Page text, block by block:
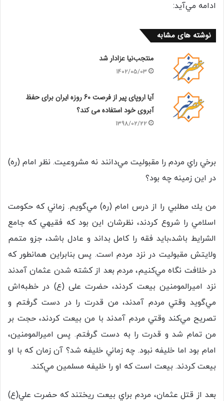
ادامه مي‌آيد:
نوشته های مشابه
منتجب‌نیا عزادار شد
1402/05/03
آیا اروپای پیر از فرصت 60 روزه ایران برای حفظ
آبروی خود استفاده می کند؟
1398/02/22
برخي راي مردم را مقبوليت مي‌دانند نه مشروعيت. نظر امام (ره)
در اين زمينه چه بود؟
من يك مطلبي را از درس امام (ره) مي‌گويم. زماني كه حكومت
اسلامي را شروع كردند، نظرشان اين بود كه فقيهي كه جامع
الشرايط باشد،باید فقه را كامل بداند و عادل باشد، جزو متمم
ولايتش مقبوليت در نزد مردم است. پس بنابراين همانطور كه
در خلافت نگاه مي‌كنيم، مردم بعد از كشته شدن عثمان آمدند
نزد اميرالمومنين بيعت كردند، حضرت علی (ع) در خطبه‌اش
مي‌گويد وقتي مردم آمدند، من قدرت را در دست گرفتم و
تصريح مي‌كند وقتي مردم آمدند با من بيعت كردند، حجت بر
من تمام شد و قدرت را به دست گرفتم. پس اميرالمومنين،
امام بود اما خليفه نبود. چه زماني خليفه شد؟ آن زمان كه با او
بيعت كردند. بيعت است كه او را خليفه مسلمين مي‌كند.
بعد از قتل عثمان، مردم براي بيعت ريختند كه حضرت علي(ع)